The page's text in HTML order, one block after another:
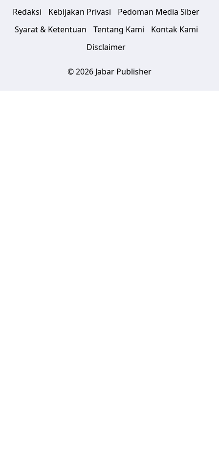
Redaksi Kebijakan Privasi
Pedoman Media Siber
Syarat & Ketentuan
Tentang Kami
Kontak Kami
Disclaimer
© 2026 Jabar Publisher